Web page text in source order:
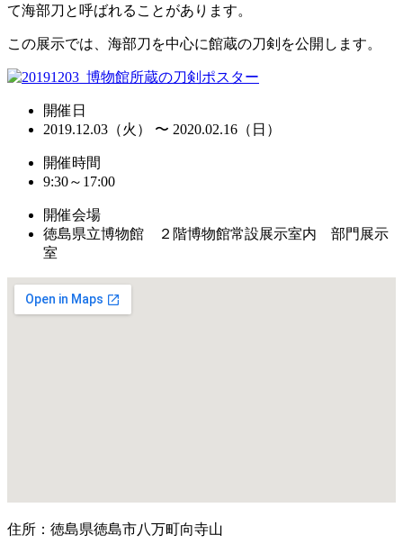
て海部刀と呼ばれることがあります。
この展示では、海部刀を中心に館蔵の刀剣を公開します。
開催日
2019.12.03（火） 〜 2020.02.16（日）
開催時間
9:30～17:00
開催会場
徳島県立博物館 ２階博物館常設展示室内 部門展示
室
住所：徳島県徳島市八万町向寺山